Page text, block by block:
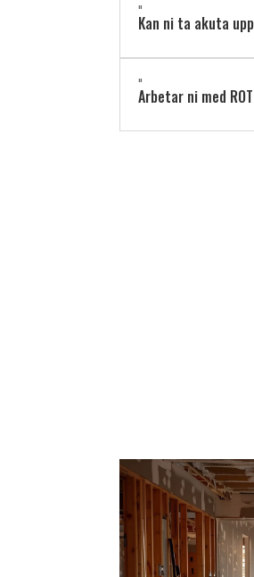
"
Kan ni ta akuta
"
Arbetar ni med